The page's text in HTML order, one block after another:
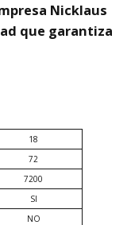
Nicklaus
que garantiza
18
72
7200
SI
NO